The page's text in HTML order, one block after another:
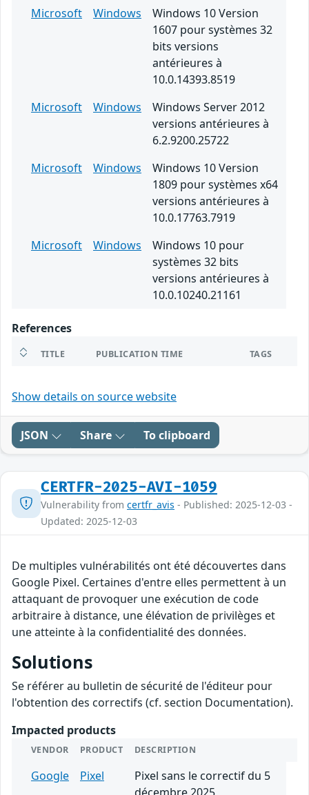
Microsoft
Windows
Windows 10 Version
1607 pour systèmes 32
bits versions
antérieures à
10.0.14393.8519
Microsoft
Windows
Windows Server 2012
versions antérieures à
6.2.9200.25722
Microsoft
Windows
Windows 10 Version
1809 pour systèmes x64
versions antérieures à
10.0.17763.7919
Microsoft
Windows
Windows 10 pour
systèmes 32 bits
versions antérieures à
10.0.10240.21161
References
TITLE PUBLICATION TIME TAGS
Show details on source website
JSON Share To clipboard
CERTFR-2025-AVI-1059
Vulnerability from certfr_avis - Published: 2025-12-03 -
Updated: 2025-12-03
De multiples vulnérabilités ont été découvertes dans
Google Pixel. Certaines d'entre elles permettent à un
attaquant de provoquer une exécution de code
arbitraire à distance, une élévation de privilèges et
une atteinte à la confidentialité des données.
Solutions
Se référer au bulletin de sécurité de l'éditeur pour
l'obtention des correctifs (cf. section Documentation).
Impacted products
VENDOR PRODUCT DESCRIPTION
Google Pixel
Pixel sans le correctif du 5